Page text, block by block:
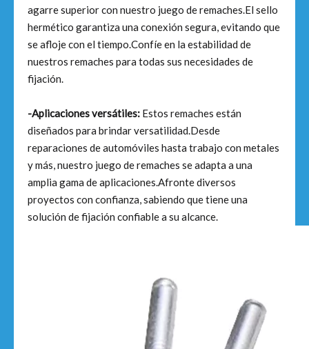
agarre superior con nuestro juego de remaches.El sello
hermético garantiza una conexión segura, evitando que
se afloje con el tiempo.Confíe en la estabilidad de
nuestros remaches para todas sus necesidades de
fijación.
-Aplicaciones versátiles: Estos remaches están
diseñados para brindar versatilidad.Desde
reparaciones de automóviles hasta trabajo con metales
y más, nuestro juego de remaches se adapta a una
amplia gama de aplicaciones.Afronte diversos
proyectos con confianza, sabiendo que tiene una
solución de fijación confiable a su alcance.